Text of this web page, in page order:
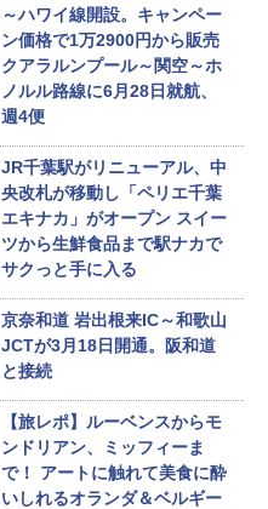
～ハワイ線開設。キャンペー
ン価格で1万2900円から販売
クアラルンプール～関空～ホ
ノルル路線に6月28日就航、
週4便
JR千葉駅がリニューアル、中
央改札が移動し「ペリエ千葉
エキナカ」がオープン スイー
ツから生鮮食品まで駅ナカで
サクっと手に入る
京奈和道 岩出根来IC～和歌山
JCTが3月18日開通。阪和道
と接続
【旅レポ】ルーベンスからモ
ンドリアン、ミッフィーま
で！ アートに触れて美食に酔
いしれるオランダ＆ベルギー